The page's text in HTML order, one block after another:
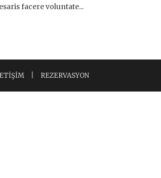
facere voluntate...
REZERVASYON